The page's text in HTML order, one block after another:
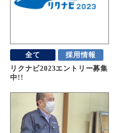
全て 採用情報
リクナビ2023エントリー募集
中!!